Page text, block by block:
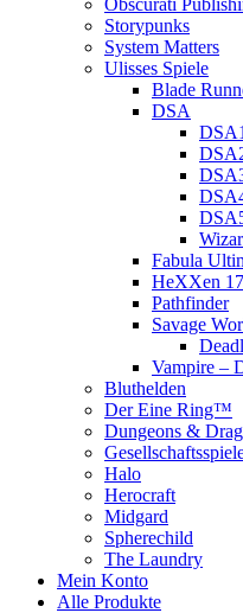
Obscurati
Storypunks
System Matters
Ulisses Spiele
Blade
DSA
DSA1
Fabula
HeXXen
Pathfinder
Savage
Vampire –
Bluthelden
Der Eine Ring™
Dungeons &
Halo
Herocraft
Midgard
Spherechild
The Laundry
Mein Konto
Alle Produkte